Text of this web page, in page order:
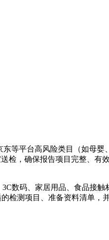
等平台高风险类目（如母
检，确保报告项目完整、有
数码、家居用品、食品接
检测项目、准备资料清单，